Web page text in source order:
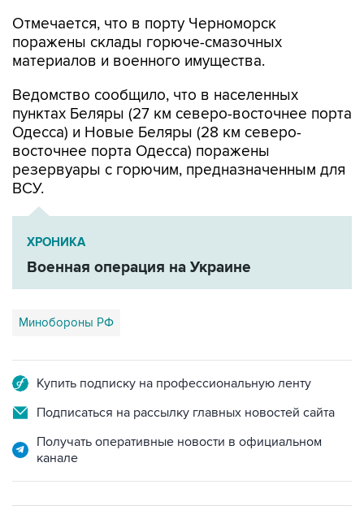
Отмечается, что в порту Черноморск
поражены склады горюче-смазочных
материалов и военного имущества.
Ведомство сообщило, что в населенных
пунктах Беляры (27 км северо-восточнее порта
Одесса) и Новые Беляры (28 км северо-
восточнее порта Одесса) поражены
резервуары с горючим, предназначенным для
ВСУ.
ХРОНИКА
Военная операция на Украине
Минобороны РФ
Купить подписку на профессиональную ленту
Подписаться на рассылку главных новостей сайта
Получать оперативные новости в официальном
канале